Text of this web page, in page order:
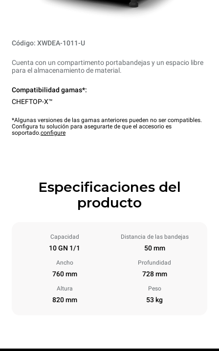
Código: XWDEA-1011-U
Cuenta con un compartimento portabandejas y un espacio libre
para el almacenamiento de material.
Compatibilidad gamas*:
CHEFTOP-X™
*Algunas versiones de las gamas anteriores pueden no ser compatibles.
Configura tu solución para asegurarte de que el accesorio es
soportado.configure
Especificaciones del
producto
Capacidad
10 GN 1/1
Distancia de las bandejas
50 mm
Ancho
760 mm
Profundidad
728 mm
Altura
820 mm
Peso
53 kg